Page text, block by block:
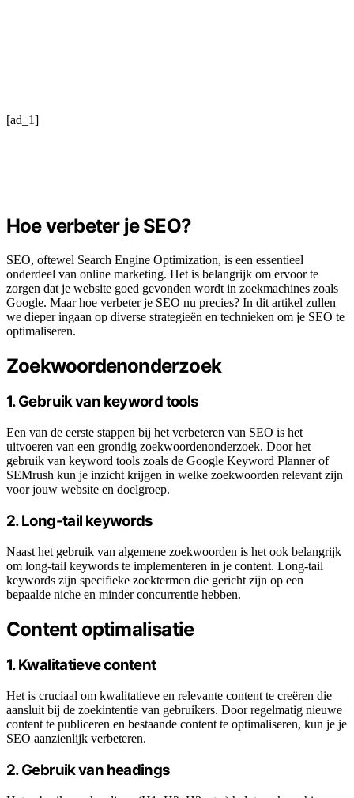
[ad_1]
Hoe verbeter je SEO?
SEO, oftewel Search Engine Optimization, is een essentieel
onderdeel van online marketing. Het is belangrijk om ervoor te
zorgen dat je website goed gevonden wordt in zoekmachines zoals
Google. Maar hoe verbeter je SEO nu precies? In dit artikel zullen
we dieper ingaan op diverse strategieën en technieken om je SEO te
optimaliseren.
Zoekwoordenonderzoek
1. Gebruik van keyword tools
Een van de eerste stappen bij het verbeteren van SEO is het
uitvoeren van een grondig zoekwoordenonderzoek. Door het
gebruik van keyword tools zoals de Google Keyword Planner of
SEMrush kun je inzicht krijgen in welke zoekwoorden relevant zijn
voor jouw website en doelgroep.
2. Long-tail keywords
Naast het gebruik van algemene zoekwoorden is het ook belangrijk
om long-tail keywords te implementeren in je content. Long-tail
keywords zijn specifieke zoektermen die gericht zijn op een
bepaalde niche en minder concurrentie hebben.
Content optimalisatie
1. Kwalitatieve content
Het is cruciaal om kwalitatieve en relevante content te creëren die
aansluit bij de zoekintentie van gebruikers. Door regelmatig nieuwe
content te publiceren en bestaande content te optimaliseren, kun je je
SEO aanzienlijk verbeteren.
2. Gebruik van headings